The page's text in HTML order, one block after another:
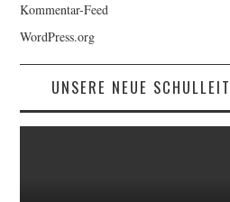
Kommentar-Feed
WordPress.org
UNSERE NEUE